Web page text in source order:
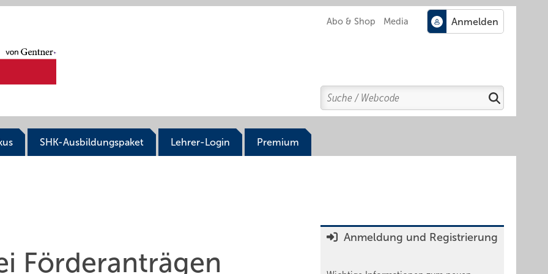
Abo & Shop Media
Search
Suchen
SHK-Ausbildungspaket Lehrer-Login Premium
Förderanträgen
Anmeldung und Registrierung